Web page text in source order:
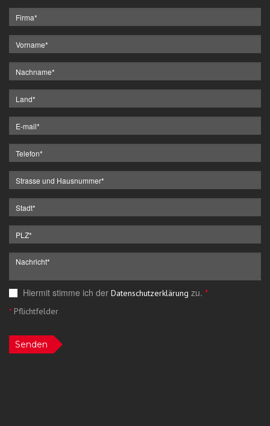
Hiermit stimme ich der Datenschutzerklärung zu. *
*Pflichtfelder
Senden